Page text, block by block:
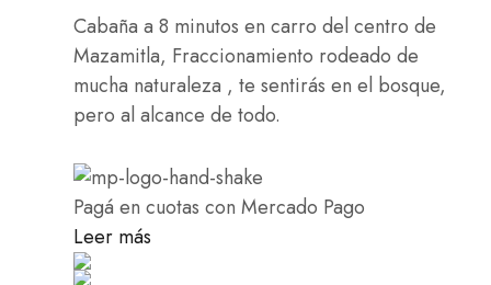
Cabaña a 8 minutos en carro del centro de
Mazamitla, Fraccionamiento rodeado de
mucha naturaleza , te sentirás en el bosque,
pero al alcance de todo.
Pagá en cuotas con Mercado Pago
Leer más